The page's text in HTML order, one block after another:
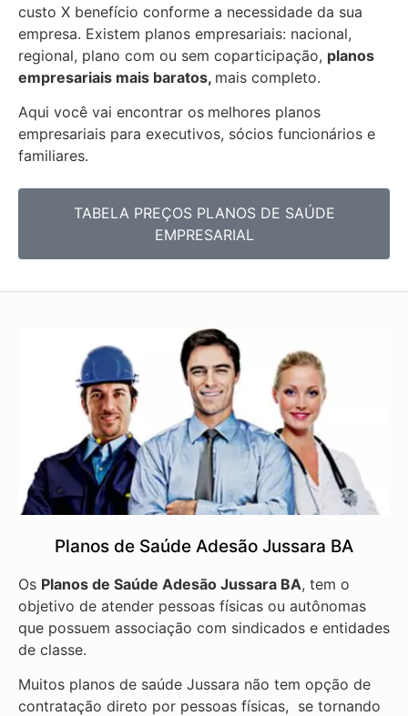
custo X benefício conforme a necessidade da sua
empresa. Existem planos empresariais: nacional,
regional, plano com ou sem coparticipação, planos
empresariais mais baratos, mais completo.
Aqui você vai encontrar os melhores planos
empresariais para executivos, sócios funcionários e
familiares.
TABELA PREÇOS PLANOS DE SAÚDE
EMPRESARIAL
Planos de Saúde Adesão Jussara BA
Os Planos de Saúde Adesão Jussara BA, tem o
objetivo de atender pessoas físicas ou autônomas
que possuem associação com sindicados e entidades
de classe.
Muitos planos de saúde Jussara não tem opção de
contratação direto por pessoas físicas, se tornando